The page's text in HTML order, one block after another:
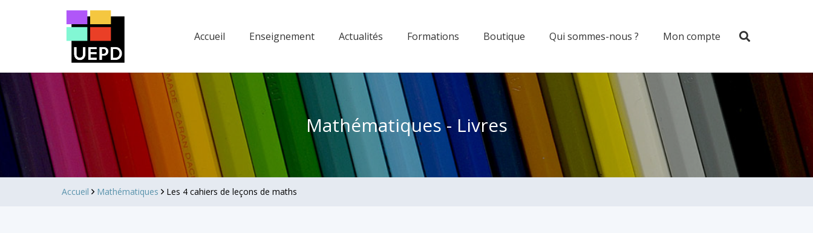
Accueil Enseignement Actualités Formations Boutique Qui sommes-nous ? Mon compte
Mathématiques - Livres
Accueil Mathématiques Les 4 cahiers de leçons de maths